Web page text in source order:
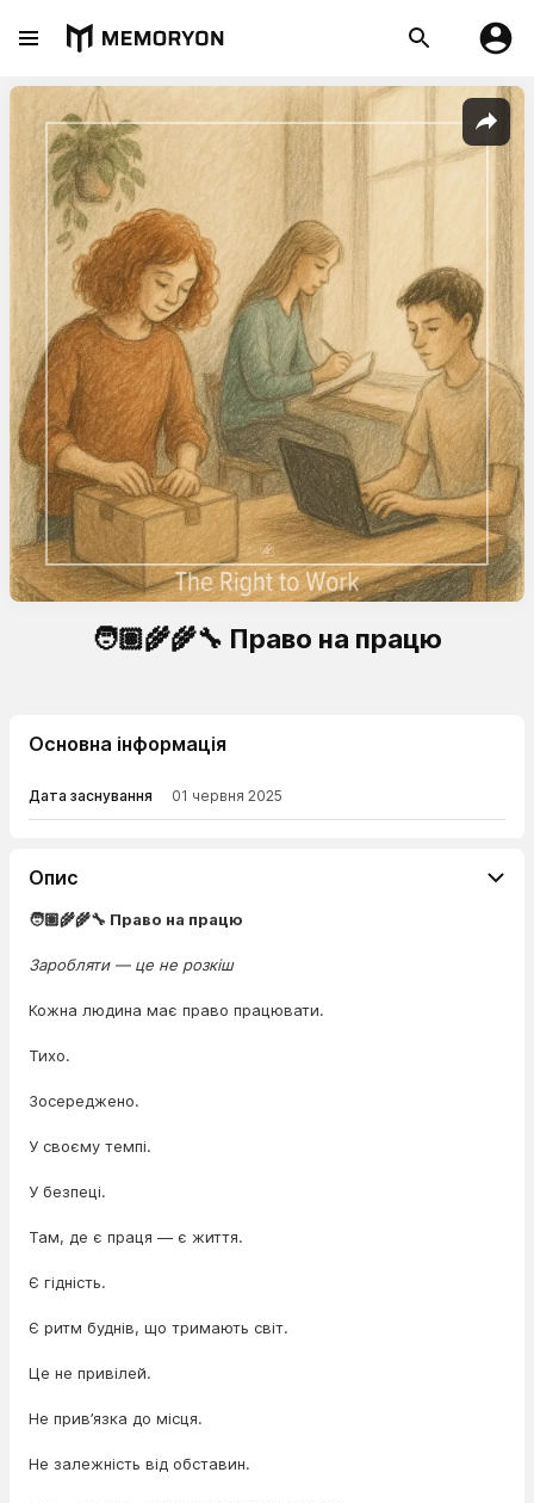
🧑🏽‍🌾🌾🔧 Право на працю
Основна інформація
Дата заснування 01 червня 2025
Опис
🧑🏽‍🌾🌾🔧 Право на працю
Заробляти — це не розкіш
Кожна людина має право працювати.
Тихо.
Зосереджено.
У своєму темпі.
У безпеці.
Там, де є праця — є життя.
Є гідність.
Є ритм буднів, що тримають світ.
Це не привілей.
Не прив’язка до місця.
Не залежність від обставин.